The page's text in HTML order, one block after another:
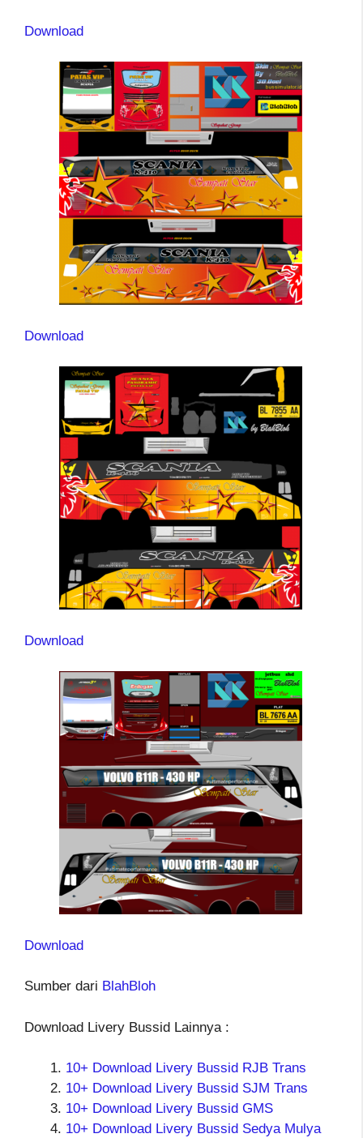
Download
Download
Download
Download
Sumber dari BlahBloh
Download Livery Bussid Lainnya :
10+ Download Livery Bussid RJB Trans
10+ Download Livery Bussid SJM Trans
10+ Download Livery Bussid GMS
10+ Download Livery Bussid Sedya Mulya